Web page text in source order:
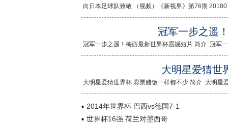
向日本足球队致敬 （视频）《新视界》第76期
冠军一步之遥
冠军一步之遥！梅西最新世界杯震撼短片 简介: 冠军
大明星爱猜世
大明星爱猜世界杯 彩票赌饭一样都不少 简介: 大明星
2014年世界杯 巴西vs德国7-1
世界杯16强 荷兰对墨西哥